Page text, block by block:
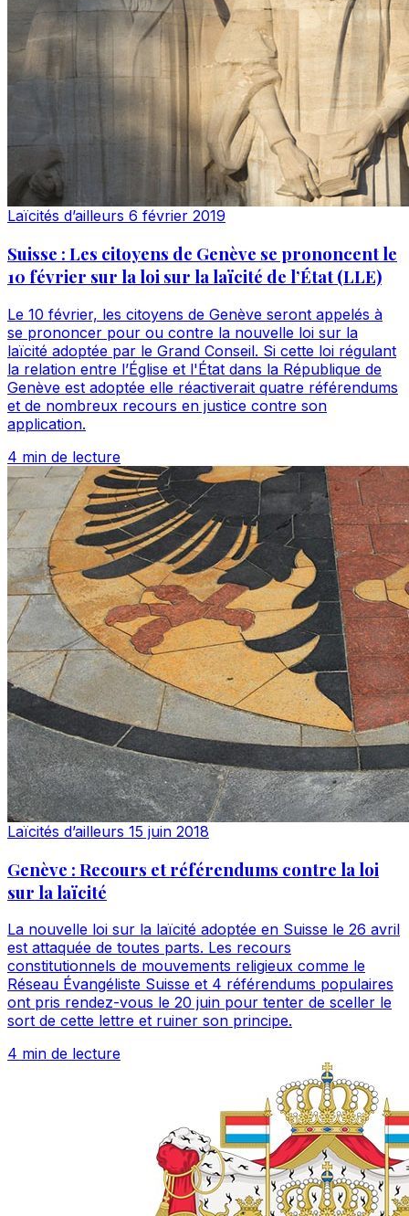
Laïcités d’ailleurs 6 février 2019
Suisse : Les citoyens de Genève se prononcent le
10 février sur la loi sur la laïcité de l’État (LLE)
Le 10 février, les citoyens de Genève seront appelés à
se prononcer pour ou contre la nouvelle loi sur la
laïcité adoptée par le Grand Conseil. Si cette loi régulant
la relation entre l’Église et l'État dans la République de
Genève est adoptée elle réactiverait quatre référendums
et de nombreux recours en justice contre son
application.
4 min de lecture
Laïcités d’ailleurs 15 juin 2018
Genève : Recours et référendums contre la loi
sur la laïcité
La nouvelle loi sur la laïcité adoptée en Suisse le 26 avril
est attaquée de toutes parts. Les recours
constitutionnels de mouvements religieux comme le
Réseau Évangéliste Suisse et 4 référendums populaires
ont pris rendez-vous le 20 juin pour tenter de sceller le
sort de cette lettre et ruiner son principe.
4 min de lecture